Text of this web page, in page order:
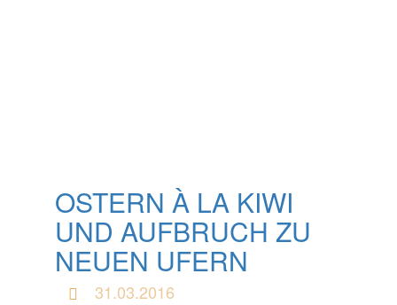
OSTERN À LA KIWI
UND AUFBRUCH ZU
NEUEN UFERN
31.03.2016